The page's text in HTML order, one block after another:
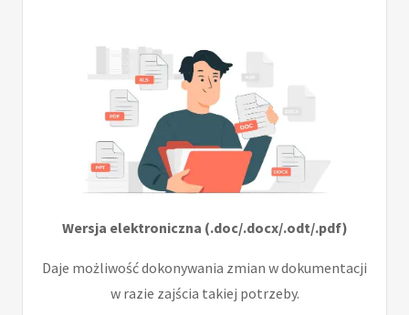
Wersja elektroniczna (.doc/.docx/.odt/.pdf)
Daje możliwość dokonywania zmian w dokumentacji
w razie zajścia takiej potrzeby.